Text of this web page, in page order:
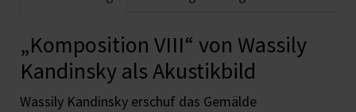
„Komposition VIII“ von Wassily
Kandinsky als Akustikbild
Wassily Kandinsky erschuf das Gemälde